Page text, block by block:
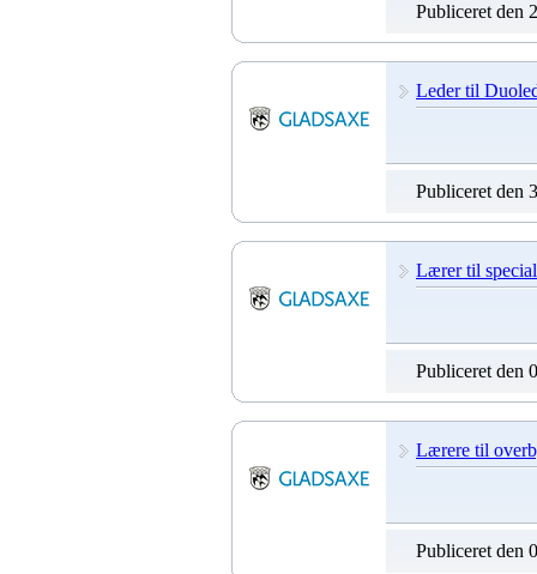
Publiceret den
Leder til
Publiceret den
Lærer til
Publiceret den
Lærere til
Publiceret den